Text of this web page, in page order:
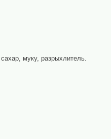
муку, разрыхлитель.